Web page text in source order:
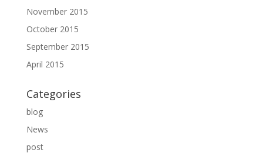
November 2015
October 2015
September 2015
April 2015
Categories
blog
News
post